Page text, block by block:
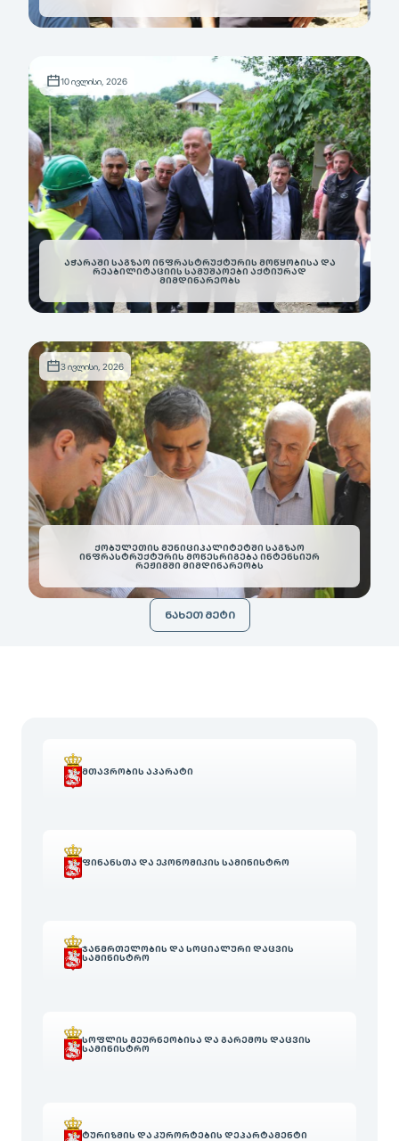
10 ივლისი, 2026
ᲐᲭᲐᲠᲐᲨᲘ ᲡᲐᲒᲖᲐᲝ ᲘᲜᲤᲠᲐᲡᲢᲠᲣᲥᲢᲣᲠᲘᲡ ᲛᲝᲬᲧᲝᲑᲘᲡᲐ ᲓᲐ
ᲠᲔᲐᲑᲘᲚᲘᲢᲐᲪᲘᲘᲡ ᲡᲐᲛᲣᲨᲐᲝᲔᲑᲘ ᲐᲥᲢᲘᲣᲠᲐᲓ
ᲛᲘᲛᲓᲘᲜᲐᲠᲔᲝᲑᲡ
3 ივლისი, 2026
ᲥᲝᲑᲣᲚᲔᲗᲘᲡ ᲛᲣᲜᲘᲪᲘᲞᲐᲚᲘᲢᲔᲢᲨᲘ ᲡᲐᲒᲖᲐᲝ
ᲘᲜᲤᲠᲐᲡᲢᲠᲣᲥᲢᲣᲠᲘᲡ ᲛᲝᲬᲔᲡᲠᲘᲒᲔᲑᲐ ᲘᲜᲢᲔᲜᲡᲘᲣᲠ
ᲠᲔᲟᲘᲛᲨᲘ ᲛᲘᲛᲓᲘᲜᲐᲠᲔᲝᲑᲡ
ᲜᲐᲮᲔᲗ ᲛᲔᲢᲘ
ᲛᲗᲐᲕᲠᲝᲑᲘᲡ ᲐᲞᲐᲠᲐᲢᲘ
ᲤᲘᲜᲐᲜᲡᲗᲐ ᲓᲐ ᲔᲙᲝᲜᲝᲛᲘᲙᲘᲡ ᲡᲐᲛᲘᲜᲘᲡᲢᲠᲝ
ᲯᲐᲜᲛᲠᲗᲔᲚᲝᲑᲘᲡ ᲓᲐ ᲡᲝᲪᲘᲐᲚᲣᲠᲘ ᲓᲐᲪᲕᲘᲡ
ᲡᲐᲛᲘᲜᲘᲡᲢᲠᲝ
ᲡᲝᲤᲚᲘᲡ ᲛᲔᲣᲠᲜᲔᲝᲑᲘᲡᲐ ᲓᲐ ᲒᲐᲠᲔᲛᲝᲡ ᲓᲐᲪᲕᲘᲡ
ᲡᲐᲛᲘᲜᲘᲡᲢᲠᲝ
ᲢᲣᲠᲘᲖᲛᲘᲡ ᲓᲐ ᲙᲣᲠᲝᲠᲢᲔᲑᲘᲡ ᲓᲔᲞᲐᲠᲢᲐᲛᲔᲜᲢᲘ